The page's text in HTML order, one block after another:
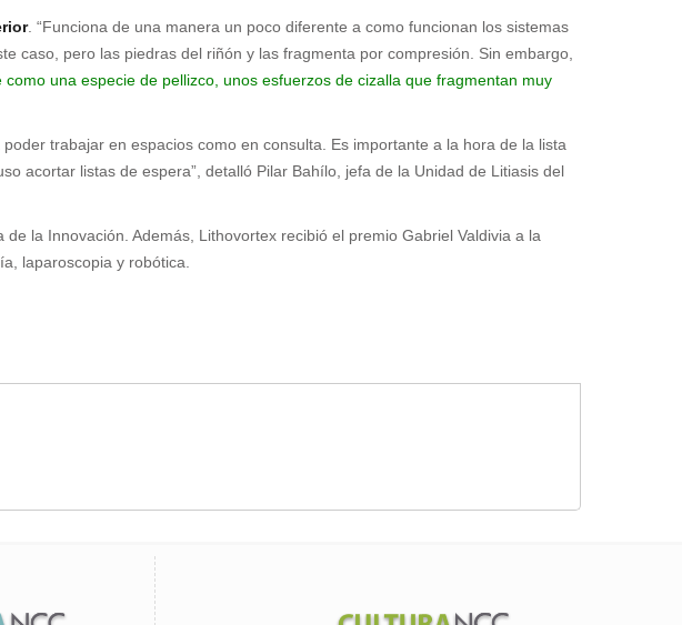
. “Funciona de una manera un poco diferente a como funcionan los sistemas
caso, pero las piedras del riñón y las fragmenta por compresión. Sin embargo,
una especie de pellizco, unos esfuerzos de cizalla que fragmentan muy
trabajar en espacios como en consulta. Es importante a la hora de la lista
acortar listas de espera”, detalló Pilar Bahílo, jefa de la Unidad de Litiasis del
la Innovación. Además, Lithovortex recibió el premio Gabriel Valdivia a la
laparoscopia y robótica.